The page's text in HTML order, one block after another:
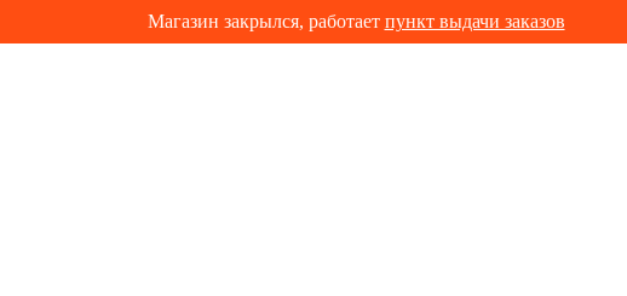
Магазин закрылся, работает пункт выдачи заказов